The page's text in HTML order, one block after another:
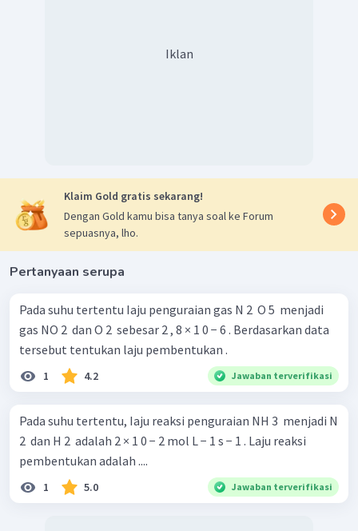
Iklan
Klaim Gold gratis sekarang!
Dengan Gold kamu bisa tanya soal ke Forum
sepuasnya, lho.
Pertanyaan serupa
Pada suhu tertentu Iaju penguraian gas N 2 ​ O 5 ​ menjadi
gas NO 2 ​ dan O 2 ​ sebesar 2 , 8 × 1 0 − 6 . Berdasarkan data
tersebut tentukan laju pembentukan .
1 4.2 Jawaban terverifikasi
Pada suhu tertentu, Iaju reaksi penguraian NH 3 ​ menjadi N
2 ​ dan H 2 ​ adalah 2 × 1 0 − 2 mol L − 1 s − 1 . Laju reaksi
pembentukan adalah ....
1 5.0 Jawaban terverifikasi